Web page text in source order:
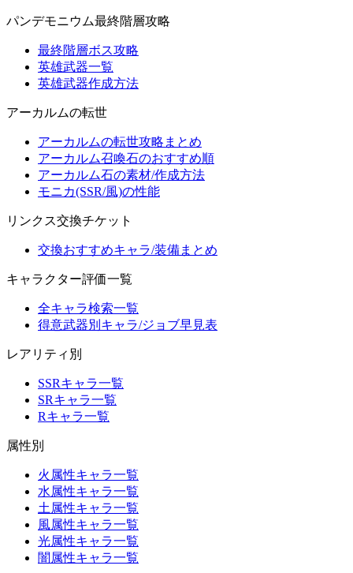
パンデモニウム最終階層攻略
最終階層ボス攻略
英雄武器一覧
英雄武器作成方法
アーカルムの転世
アーカルムの転世攻略まとめ
アーカルム召喚石のおすすめ順
アーカルム石の素材/作成方法
モニカ(SSR/風)の性能
リンクス交換チケット
交換おすすめキャラ/装備まとめ
キャラクター評価一覧
全キャラ検索一覧
得意武器別キャラ/ジョブ早見表
レアリティ別
SSRキャラ一覧
SRキャラ一覧
Rキャラ一覧
属性別
火属性キャラ一覧
水属性キャラ一覧
土属性キャラ一覧
風属性キャラ一覧
光属性キャラ一覧
闇属性キャラ一覧